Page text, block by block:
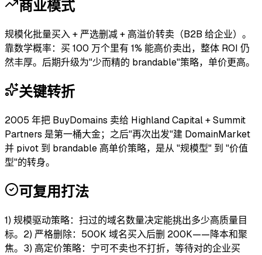
商业模式
规模化批量买入 + 严选删减 + 高溢价转卖（B2B 给企业）。
靠数学概率：买 100 万个里有 1% 能高价卖出，整体 ROI 仍
然丰厚。后期升级为"少而精的 brandable"策略，单价更高。
关键转折
2005 年把 BuyDomains 卖给 Highland Capital + Summit
Partners 是第一桶大金；之后"再次出发"建 DomainMarket
并 pivot 到 brandable 高单价策略，是从 "规模型" 到 "价值
型"的转身。
可复用打法
1) 规模驱动策略：扫过的域名数量决定能挑出多少高质量目
标。2) 严格删除：500K 域名买入后删 200K——降本和聚
焦。3) 高定价策略：宁可不卖也不打折，等待对的企业买